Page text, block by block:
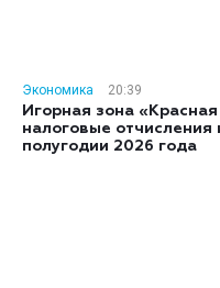
Экономика
20:39
Игорная зона
налоговые
полугодии 2026 года